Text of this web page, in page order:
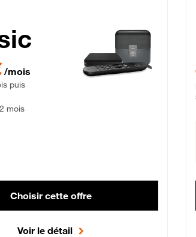
Classic Fibre
pendant 12 mois puis 42,99 € par mois,
/mois
puis
mois
Choisir cette offre
Voir le détail